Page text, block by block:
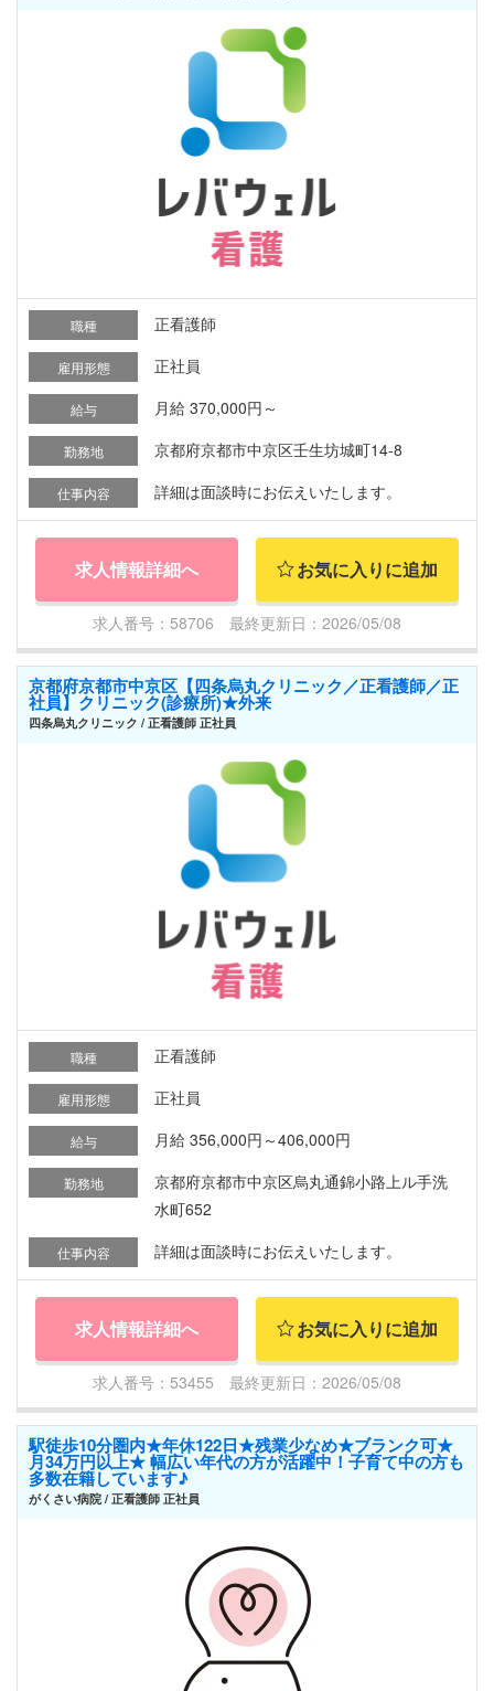
職種 正看護師
雇用形態 正社員
給与 月給 370,000円～
勤務地 京都府京都市中京区壬生坊城町14-8
仕事内容 詳細は面談時にお伝えいたします。
求人情報詳細へ お気に入りに追加
求人番号：58706 最終更新日：2026/05/08
京都府京都市中京区【四条烏丸クリニック／正看護師／正
社員】クリニック(診療所)★外来
四条烏丸クリニック / 正看護師 正社員
職種 正看護師
雇用形態 正社員
給与 月給 356,000円～406,000円
勤務地
京都府京都市中京区烏丸通錦小路上ル手洗
水町652
仕事内容 詳細は面談時にお伝えいたします。
求人情報詳細へ お気に入りに追加
求人番号：53455 最終更新日：2026/05/08
駅徒歩10分圏内★年休122日★残業少なめ★ブランク可★
月34万円以上★ 幅広い年代の方が活躍中！子育て中の方も
多数在籍しています♪
がくさい病院 / 正看護師 正社員